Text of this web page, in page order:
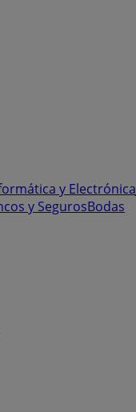
y Electrónica
y SegurosBodas